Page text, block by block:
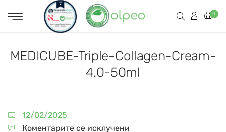
0
MEDICUBE-Triple-Collagen-Cream-
4.0-50ml
12/02/2025
Коментарите се исклучени